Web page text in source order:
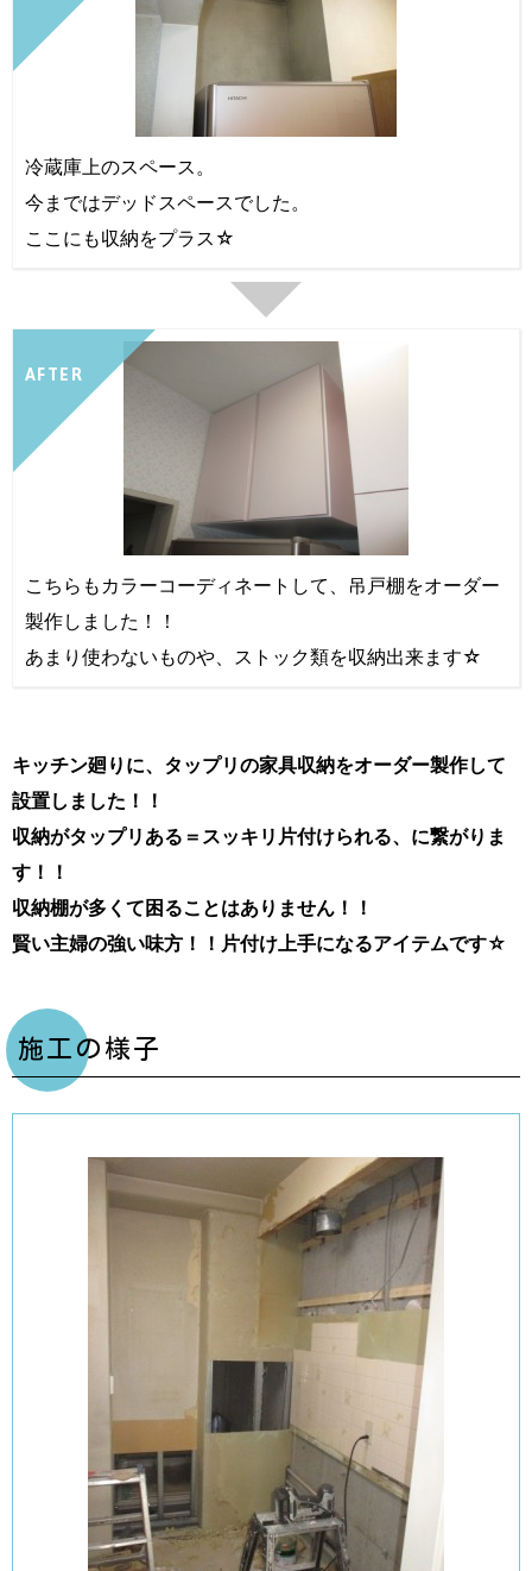
冷蔵庫上のスペース。
今まではデッドスペースでした。
ここにも収納をプラス☆
AFTER
こちらもカラーコーディネートして、吊戸棚をオーダー
製作しました！！
あまり使わないものや、ストック類を収納出来ます☆
キッチン廻りに、タップリの家具収納をオーダー製作して
設置しました！！
収納がタップリある＝スッキリ片付けられる、に繋がりま
す！！
収納棚が多くて困ることはありません！！
賢い主婦の強い味方！！片付け上手になるアイテムです☆
施工の様子